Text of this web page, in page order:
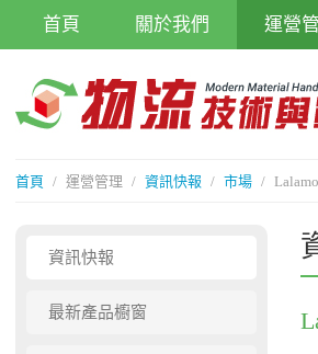
首頁 關於我們 運營
首頁 / 運營管理 / 資訊快報 / 市場 /
資訊快報
最新產品櫥窗